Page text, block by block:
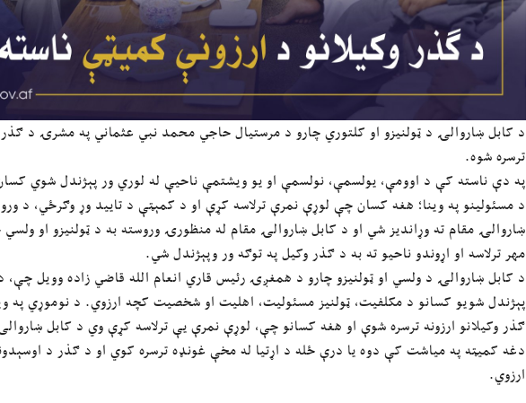
د کابل ښاروالۍ د ټولنیزو او کلتوري چارو د مرستیال حاجي محمد نبي عثماني په مشرۍ د ګذر
ترسره شوه.
په دې ناسته کې د اوومې، یولسمې، نولسمې او یو ویشتمې ناحیې له لوري ور پېژندل شوي
د مسئولینو په وینا؛ هغه کسان چې لوړې نمرې ترلاسه کړې او د کمېټې د تایید وړ وګرځي، د
ښاروالۍ مقام ته وړاندیز شي او د کابل ښاروالۍ مقام له منظورۍ وروسته به د ټولنیزو او
مهر ترلاسه او اړوندو ناحیو ته به د ګذر وکیل په توګه ور وپېژندل شي.
د کابل ښاروالۍ د ولسي او ټولنیزو چارو د همغږۍ رئیس قاري انعام الله قاضي زاده وویل چې،
پېژندل شویو کسانو د مکلفیت، ټولنیز مسئولیت، اهلیت او شخصیت کچه ارزوي. د نوموړي په
ګذر وکیلانو ارزونه ترسره شوې او هغه کسانو چې، لوړې نمرې یې ترلاسه کړې وي د کابل
دغه کمیټه په میاشت کې دوه یا درې ځله د اړتیا له مخې غونډه ترسره کوي او د ګذر د
ارزوي.